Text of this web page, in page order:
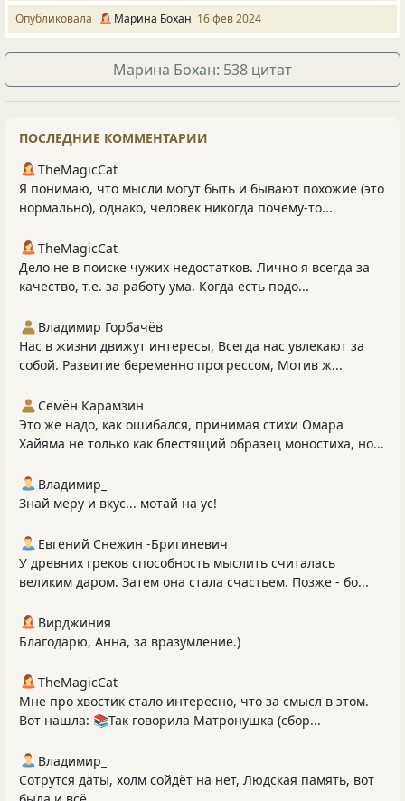
Опубликовала Марина Бохан 16 фев 2024
Марина Бохан: 538 цитат
ПОСЛЕДНИЕ КОММЕНТАРИИ
TheMagicCat
Я понимаю, что мысли могут быть и бывают похожие (это
нормально), однако, человек никогда почему-то...
TheMagicCat
Дело не в поиске чужих недостатков. Лично я всегда за
качество, т.е. за работу ума. Когда есть подо...
Владимир Горбачёв
Нас в жизни движут интересы, Всегда нас увлекают за
собой. Развитие беременно прогрессом, Мотив ж...
Семён Карамзин
Это же надо, как ошибался, принимая стихи Омара
Хайяма не только как блестящий образец моностиха, но...
Владимир_
Знай меру и вкус... мотай на ус!
Евгений Снежин -Бригиневич
У древних греков способность мыслить считалась
великим даром. Затем она стала счастьем. Позже - бо...
Вирджиния
Благодарю, Анна, за вразумление.)
TheMagicCat
Мне про хвостик стало интересно, что за смысл в этом.
Вот нашла: 📚Так говорила Матронушка (сбор...
Владимир_
Сотрутся даты, холм сойдёт на нет, Людская память, вот